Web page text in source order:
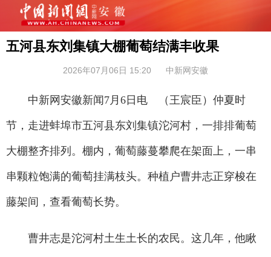
五河县东刘集镇大棚葡萄结满丰收果
2026年07月06日 15:20 中新网安徽
中新网安徽新闻7月6日电 （王宸臣）仲夏时
节，走进蚌埠市五河县东刘集镇沱河村，一排排葡萄
大棚整齐排列。棚内，葡萄藤蔓攀爬在架面上，一串
串颗粒饱满的葡萄挂满枝头。种植户曹井志正穿梭在
藤架间，查看葡萄长势。
曹井志是沱河村土生土长的农民。这几年，他瞅